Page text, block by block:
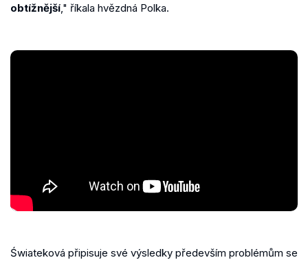
obtížnější," říkala hvězdná Polka.
Świateková připisuje své výsledky především problémům se